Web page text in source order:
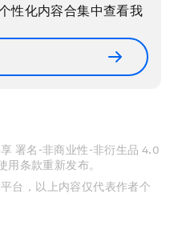
性化内容合集中查看我
署名-非商业性-非衍生品 4.0
用条款重新发布。
台，以上内容仅代表作者个